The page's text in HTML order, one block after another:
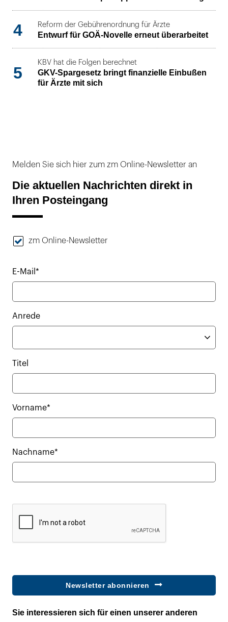
4 Reform der Gebührenordnung für Ärzte
Entwurf für GOÄ-Novelle erneut überarbeitet
5
KBV hat die Folgen berechnet
GKV-Spargesetz bringt finanzielle Einbußen
für Ärzte mit sich
Melden Sie sich hier zum zm Online-Newsletter an
Die aktuellen Nachrichten direkt in
Ihren Posteingang
zm Online-Newsletter
E-Mail*
Anrede
Titel
Vorname*
Nachname*
Newsletter abonnieren
Sie interessieren sich für einen unserer anderen